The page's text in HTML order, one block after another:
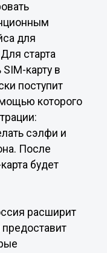
для
старта
карту в
поступит
которого
сэлфи и
После
будет
расширит